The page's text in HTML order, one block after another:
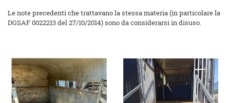
Le note precedenti che trattavano la stessa materia (in particolare la
DGSAF 0022213 del 27/10/2014) sono da considerarsi in disuso.